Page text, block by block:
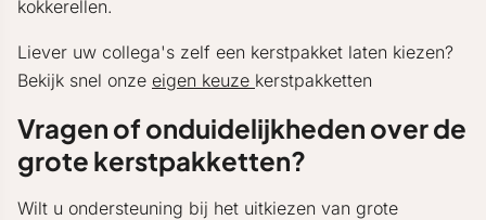
kokkerellen.
Liever uw collega's zelf een kerstpakket laten kiezen?
Bekijk snel onze eigen keuze kerstpakketten
Vragen of onduidelijkheden over de
grote kerstpakketten?
Wilt u ondersteuning bij het uitkiezen van grote